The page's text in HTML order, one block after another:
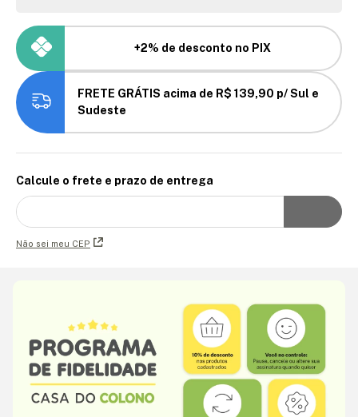
+2% de desconto no PIX
FRETE GRÁTIS acima de R$ 139,90 p/ Sul e
Sudeste
Calcule o frete e prazo de entrega
Não sei meu CEP